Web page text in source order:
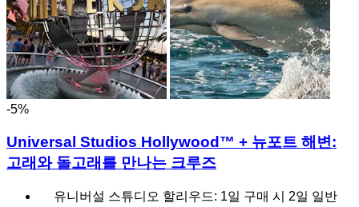
-5%
Universal Studios Hollywood™ + 뉴포트 해변:
고래와 돌고래를 만나는 크루즈
유니버설 스튜디오 할리우드: 1일 구매 시 2일 일반